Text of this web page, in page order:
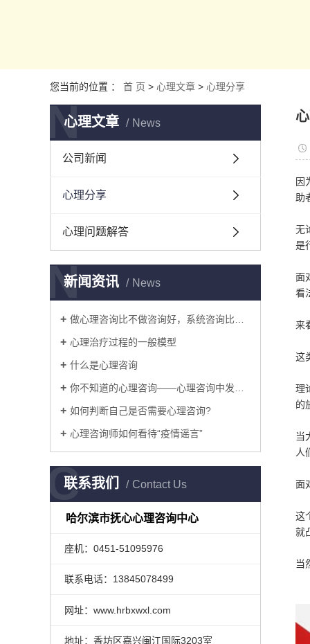
您当前的位置 ： 首 页 > 心理文章 > 心理分享
心理文章 News
N
公司新闻
心理分享
心理问题解答
新闻资讯 News
N
做心理咨询比不做咨询好，系统咨询比浅尝辄止好
心理治疗过程的一般模型
什么是心理咨询
你不知道的心理咨询——心理咨询中发生了什么？
如何判断自己是否需要心理咨询?
心理咨询师如何看待“疫情谣言”
联系我们 Contact Us
C
哈尔滨市抚心心理咨询中心
座机：0451-51095976
联系电话：13845078499
网址：www.hrbxwxl.com
地址：香坊区嘉兴闽江国际3203室
因
助
无
是
面
看
来
这
理
的
当
人
面
这
就
当